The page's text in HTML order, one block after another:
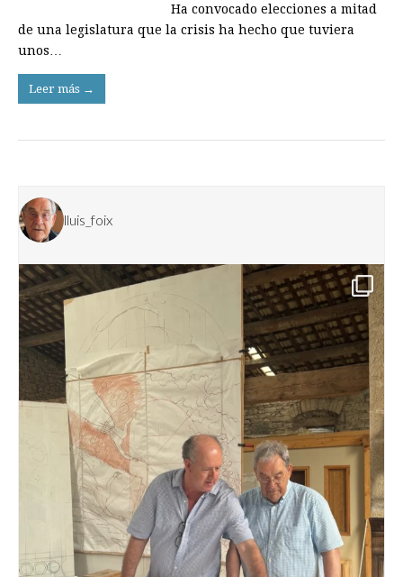
Ha convocado elecciones a mitad
de una legislatura que la crisis ha hecho que tuviera
unos…
Leer más →
lluis_foix